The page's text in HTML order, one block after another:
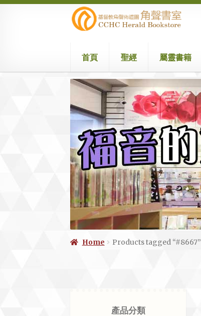
Skip
to
Skip
to
首頁 聖經 屬靈書籍
HomeAttributionCartCheckout
Home Products tagged “#8667”
產品分類